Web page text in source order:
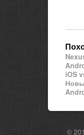
iOS
©